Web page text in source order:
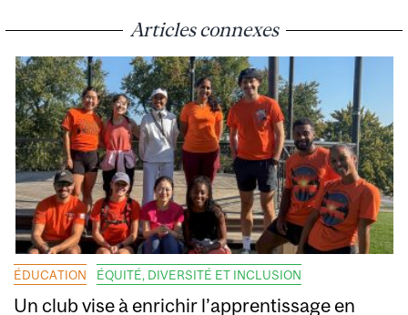
Articles connexes
ÉDUCATION ÉQUITÉ, DIVERSITÉ ET INCLUSION
Un club vise à enrichir l’apprentissage en